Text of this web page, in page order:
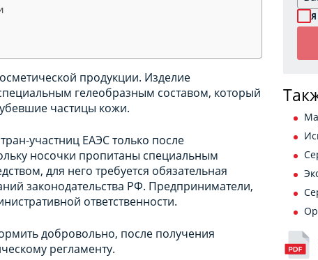
продукции. Изделие
гелеобразным составом, который
частицы кожи.
участниц ЕАЭС только после
носочки пропитаны специальным
для него требуется обязательная
законодательства РФ. Предприниматели,
ответственности.
добровольно, после получения
регламенту.
Я